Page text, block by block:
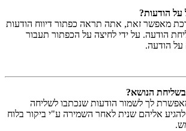
על הודעות?
מאפשר זאת, אתה תראה כפתור דיווח הודעות
הודעה. על ידי לחיצה על הכפתור תעבור
על הודעה.
הנושא?
לך לשמור הודעות שנכתבו לשליחה
אליהם שנית לאחר השמירה ע"י ביקור בלוח